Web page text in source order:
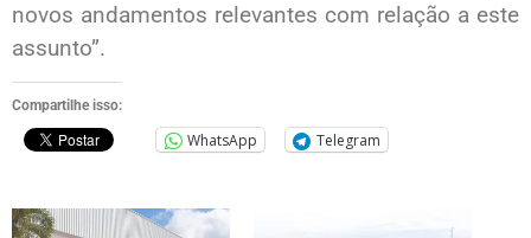
novos andamentos relevantes com relação a este
assunto”.
Compartilhe isso:
WhatsApp Telegram